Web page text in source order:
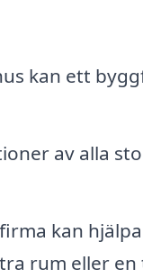
kan ett
av alla
kan
rum eller en